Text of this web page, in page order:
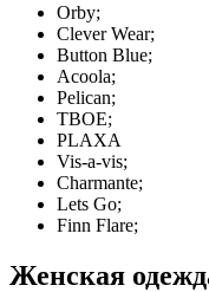
Orby;
Clever Wear;
Button Blue;
Acoola;
Pelican;
ТВОЕ;
PLAXA
Vis-a-vis;
Charmante;
Lets Go;
Finn Flare;
Женская